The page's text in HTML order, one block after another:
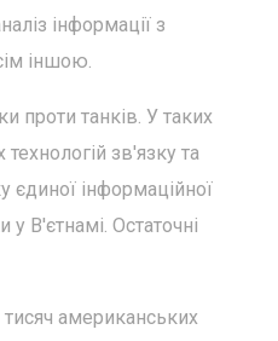
інформації з
іншою.
проти танків. У таких
зв'язку та
єдиної інформаційної
В'єтнамі. Остаточні
американських